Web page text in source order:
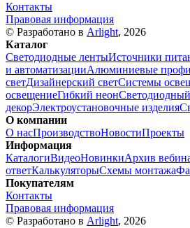
Контакты
Правовая информация
© Разработано в Arlight, 2026
Каталог
Светодиодные лентыИсточники
и автоматизацииАлюминиевые
светДизайнерский светСистемы
освещениеГибкий неонСветодиодный
декорЭлектроустановочные изделия
О компании
О насПроизводствоНовостиПроекты
Информация
КаталогиВидеоНовинкиАрхив
ответКалькуляторыСхемы монтажа
Покупателям
Контакты
Правовая информация
© Разработано в Arlight, 2026